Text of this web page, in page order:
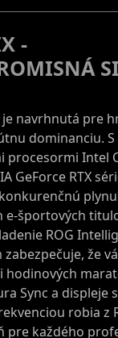
-
je navrhnutá pre
dominanciu. S
procesormi Intel
GeForce RTX
e-športových
ROG
že
hodinových
Sync a displeje
robia z
pre každého